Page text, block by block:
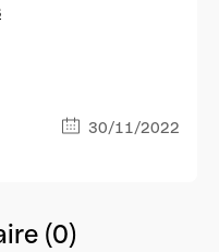
30/11/2022
(0)